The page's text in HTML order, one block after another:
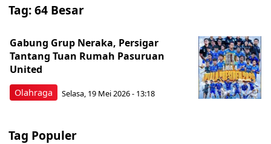
Tag:64 Besar
Olahraga
Gabung Grup Neraka, Persigar
Tantang Tuan Rumah Pasuruan
United
Selasa, 19 Mei 2026 - 13:18
Tag Populer